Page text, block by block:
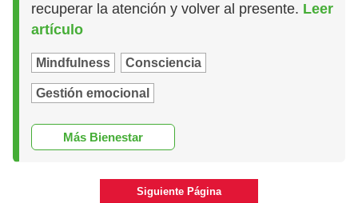
recuperar la atención y volver al presente. Leer
artículo
Mindfulness Consciencia
Gestión emocional
Más Bienestar
Siguiente Página